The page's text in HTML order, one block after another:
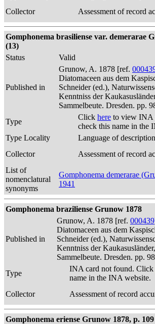
Collector
Assessment of record
Gomphonema brasiliense var. demerarae
(13)
Status
Valid
Published in
Grunow, A. 1878 [ref.
Diatomaceen aus dem
Schneider (ed.),
Kenntniss der
Sammelbeute. Dresden. pp.
Type
Click here to view INA
check this name in the
Type Locality
Language of description
Collector
Assessment of record
List of
nomenclatural
synonyms
Gomphonema demerarae
1941
Gomphonema braziliense Grunow 1878
Published in
Grunow, A. 1878 [ref. 000439
Diatomaceen aus dem
Schneider (ed.),
Kenntniss der
Sammelbeute. Dresden. pp.
Type
INA card not found. Click
name in the INA website.
Collector
Assessment of record
Gomphonema eriense Grunow 1878, p. 109